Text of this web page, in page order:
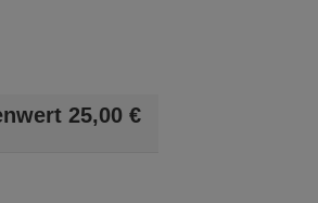
25,00 €